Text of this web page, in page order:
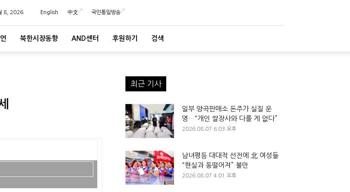
8, 2026 English 中文 국민통일방송
북한시장동향 AND센터 후원하기 검색
최근 기사
일부 양곡판매소 돈주가 실질 운
영…“개인 쌀장사와 다를 게 없다”
2026.08.07 6:03 오후
남녀평등 대대적 선전에 北 여성들
“현실과 동떨어져” 불만
2026.08.07 4:01 오후